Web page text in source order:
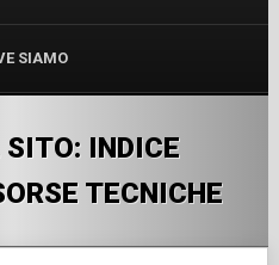
SIAMO
INDICE
TECNICHE